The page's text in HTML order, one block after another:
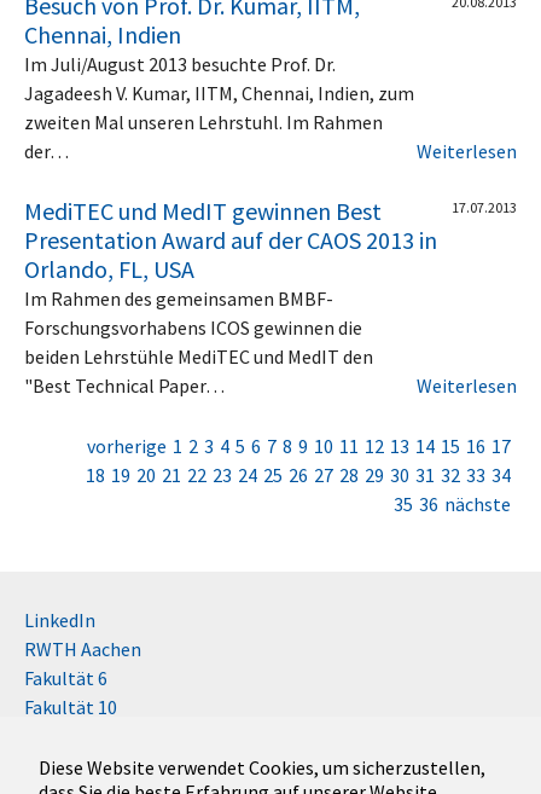
Diese Website verwendet Cookies, um sicherzustellen,
Chennai, Indien
Im Juli/August 2013 besuchte Prof. Dr.
Jagadeesh V. Kumar, IITM, Chennai, Indien, zum
zweiten Mal unseren Lehrstuhl. Im Rahmen
der…
Weiterlesen
MediTEC und MedIT gewinnen Best
Presentation Award auf der CAOS 2013 in
Orlando, FL, USA
17.07.2013
Im Rahmen des gemeinsamen BMBF-
Forschungsvorhabens ICOS gewinnen die
beiden Lehrstühle MediTEC und MedIT den
"Best Technical Paper…
Weiterlesen
vorherige 1 2 3 4 5 6 7 8 9 10 11 12 13 14 15 16 17
18 19 20 21 22 23 24 25 26 27 28 29 30 31 32 33 34
35 36 nächste
LinkedIn
RWTH Aachen
Fakultät 6
Fakultät 10
Kontakt